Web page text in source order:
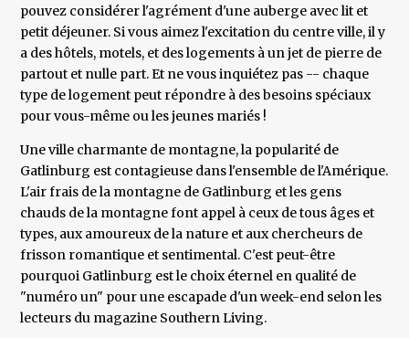
pouvez considérer l'agrément d'une auberge avec lit et
petit déjeuner. Si vous aimez l'excitation du centre ville, il y
a des hôtels, motels, et des logements à un jet de pierre de
partout et nulle part. Et ne vous inquiétez pas -- chaque
type de logement peut répondre à des besoins spéciaux
pour vous-même ou les jeunes mariés !
Une ville charmante de montagne, la popularité de
Gatlinburg est contagieuse dans l'ensemble de l'Amérique.
L'air frais de la montagne de Gatlinburg et les gens
chauds de la montagne font appel à ceux de tous âges et
types, aux amoureux de la nature et aux chercheurs de
frisson romantique et sentimental. C'est peut-être
pourquoi Gatlinburg est le choix éternel en qualité de
"numéro un" pour une escapade d'un week-end selon les
lecteurs du magazine Southern Living.